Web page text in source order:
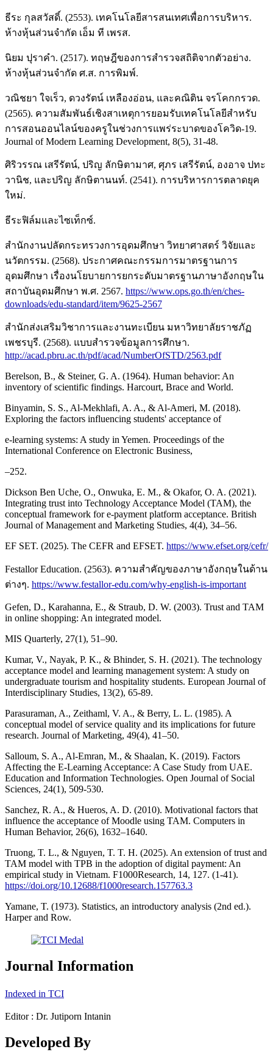
ธีระ กุลสวัสดิ์. (2553). เทคโนโลยีสารสนเทศเพื่อการบริหาร.
ห้างหุ้นส่วนจำกัด เอ็ม ที เพรส.
นิยม ปุราคำ. (2517). ทฤษฎีของการสำรวจสถิติจากตัวอย่าง.
ห้างหุ้นส่วนจำกัด ศ.ส. การพิมพ์.
วณิชยา ใจเร็ว, ดวงรัตน์ เหลืองอ่อน, และคณิติน จรโคกกรวด.
(2565). ความสัมพันธ์เชิงสาเหตุการยอมรับเทคโนโลยีสำหรับ
การสอนออนไลน์ของครูในช่วงการแพร่ระบาดของโควิด-19.
Journal of Modern Learning Development, 8(5), 31-48.
ศิริวรรณ เสรีรัตน์, ปริญ ลักษิตามาศ, ศุภร เสรีรัตน์, องอาจ ปทะ
วานิช, และปริญ ลักษิตานนท์. (2541). การบริหารการตลาดยุค
ใหม่.
ธีระฟิล์มและไซเท็กซ์.
สำนักงานปลัดกระทรวงการอุดมศึกษา วิทยาศาสตร์ วิจัยและ
นวัตกรรม. (2568). ประกาศคณะกรรมการมาตรฐานการ
อุดมศึกษา เรื่องนโยบายการยกระดับมาตรฐานภาษาอังกฤษใน
สถาบันอุดมศึกษา พ.ศ. 2567. https://www.ops.go.th/en/ches-
downloads/edu-standard/item/9625-2567
สำนักส่งเสริมวิชาการและงานทะเบียน มหาวิทยาลัยราชภัฏ
เพชรบุรี. (2568). แบบสำรวจข้อมูลการศึกษา.
http://acad.pbru.ac.th/pdf/acad/NumberOfSTD/2563.pdf
Berelson, B., & Steiner, G. A. (1964). Human behavior: An
inventory of scientific findings. Harcourt, Brace and World.
Binyamin, S. S., Al-Mekhlafi, A. A., & Al-Ameri, M. (2018).
Exploring the factors influencing students' acceptance of
e-learning systems: A study in Yemen. Proceedings of the
International Conference on Electronic Business,
–252.
Dickson Ben Uche, O., Onwuka, E. M., & Okafor, O. A. (2021).
Integrating trust into Technology Acceptance Model (TAM), the
conceptual framework for e-payment platform acceptance. British
Journal of Management and Marketing Studies, 4(4), 34–56.
EF SET. (2025). The CEFR and EFSET. https://www.efset.org/cefr/
Festallor Education. (2563). ความสำคัญของภาษาอังกฤษในด้าน
ต่างๆ. https://www.festallor-edu.com/why-english-is-important
Gefen, D., Karahanna, E., & Straub, D. W. (2003). Trust and TAM
in online shopping: An integrated model.
MIS Quarterly, 27(1), 51–90.
Kumar, V., Nayak, P. K., & Bhinder, S. H. (2021). The technology
acceptance model and learning management system: A study on
undergraduate tourism and hospitality students. European Journal of
Interdisciplinary Studies, 13(2), 65-89.
Parasuraman, A., Zeithaml, V. A., & Berry, L. L. (1985). A
conceptual model of service quality and its implications for future
research. Journal of Marketing, 49(4), 41–50.
Salloum, S. A., Al-Emran, M., & Shaalan, K. (2019). Factors
Affecting the E-Learning Acceptance: A Case Study from UAE.
Education and Information Technologies. Open Journal of Social
Sciences, 24(1), 509-530.
Sanchez, R. A., & Hueros, A. D. (2010). Motivational factors that
influence the acceptance of Moodle using TAM. Computers in
Human Behavior, 26(6), 1632–1640.
Truong, T. L., & Nguyen, T. T. H. (2025). An extension of trust and
TAM model with TPB in the adoption of digital payment: An
empirical study in Vietnam. F1000Research, 14, 127. (1-41).
https://doi.org/10.12688/f1000research.157763.3
Yamane, T. (1973). Statistics, an introductory analysis (2nd ed.).
Harper and Row.
Journal Information
Indexed in TCI
Editor : Dr. Jutiporn Intanin
Developed By